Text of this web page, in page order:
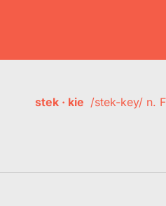
stek · kie /stek-key/ n.